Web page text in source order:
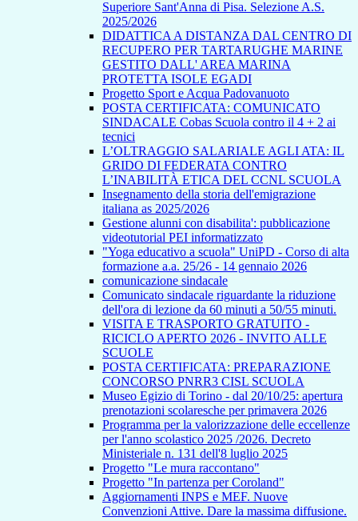
Superiore Sant'Anna di Pisa. Selezione A.S.
2025/2026
DIDATTICA A DISTANZA DAL CENTRO DI
RECUPERO PER TARTARUGHE MARINE
GESTITO DALL' AREA MARINA
PROTETTA ISOLE EGADI
Progetto Sport e Acqua Padovanuoto
POSTA CERTIFICATA: COMUNICATO
SINDACALE Cobas Scuola contro il 4 + 2 ai
tecnici
L’OLTRAGGIO SALARIALE AGLI ATA: IL
GRIDO DI FEDERATA CONTRO
L’INABILITÀ ETICA DEL CCNL SCUOLA
Insegnamento della storia dell'emigrazione
italiana as 2025/2026
Gestione alunni con disabilita': pubblicazione
videotutorial PEI informatizzato
"Yoga educativo a scuola" UniPD - Corso di alta
formazione a.a. 25/26 - 14 gennaio 2026
comunicazione sindacale
Comunicato sindacale riguardante la riduzione
dell'ora di lezione da 60 minuti a 50/55 minuti.
VISITA E TRASPORTO GRATUITO -
RICICLO APERTO 2026 - INVITO ALLE
SCUOLE
POSTA CERTIFICATA: PREPARAZIONE
CONCORSO PNRR3 CISL SCUOLA
Museo Egizio di Torino - dal 20/10/25: apertura
prenotazioni scolaresche per primavera 2026
Programma per la valorizzazione delle eccellenze
per l'anno scolastico 2025 /2026. Decreto
Ministeriale n. 131 dell'8 luglio 2025
Progetto "Le mura raccontano"
Progetto "In partenza per Coroland"
Aggiornamenti INPS e MEF. Nuove
Convenzioni Attive. Dare la massima diffusione.